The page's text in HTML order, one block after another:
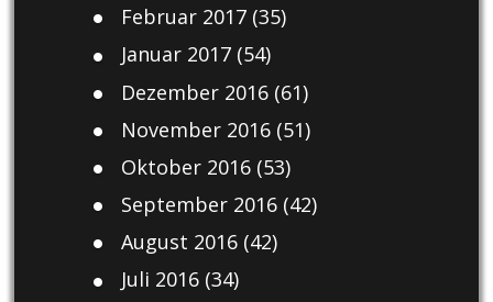
Februar 2017(35)
Januar 2017(54)
Dezember 2016(61)
November 2016(51)
Oktober 2016(53)
September 2016(42)
August 2016(42)
Juli 2016(34)